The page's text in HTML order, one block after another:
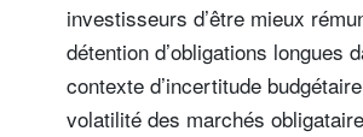
investisseurs d’être mieux
détention d’obligations longues
contexte d’incertitude
volatilité des marchés